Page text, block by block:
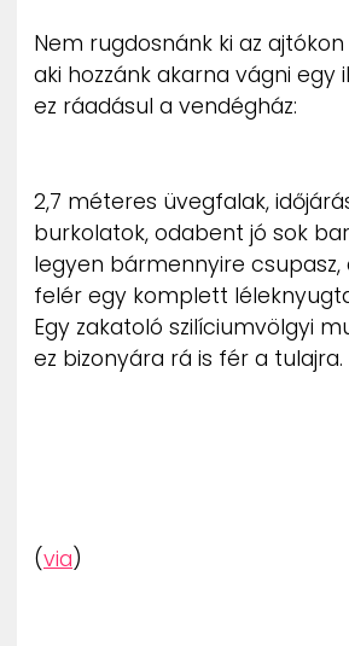
Nem rugdosnánk ki az
aki hozzánk akarna vágni egy
ez ráadásul a vendégház:
2,7 méteres üvegfalak,
burkolatok, odabent jó sok
legyen bármennyire csupasz,
felér egy komplett
Egy zakatoló szilíciumvölgyi
ez bizonyára rá is fér a tulajra.
(via)